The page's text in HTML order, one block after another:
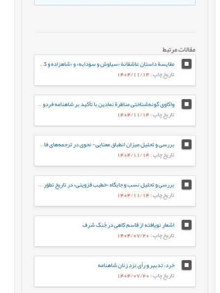
مقالات مرتبط
مقایسۀ داستان عاشقانۀ «سیاوش و سودابه» و «شاهزاده و کنیزک»
تاریخ چاپ: 1404/11/14
واکاوی گونه‌شناختی مناظرة نمادین با تأکید بر شاهنامه فردوسی و خمسة نظامی گنجوی
تاریخ چاپ: 1404/11/14
بررسی و تحلیل میزان انطباق معنایی- نحوی در ترجمه‏‌های فارسی رمان «سه‌شنبه‌ها با موری»
تاریخ چاپ: 1404/11/14
بررسی و تحلیل نسب و جایگاه «خطیب قزوینی» در تاریخ تطوّر علوم بلاغی
تاریخ چاپ: 1404/11/14
اشعار نویافته از قاسم کاهی در جُنگ شرف
تاریخ چاپ: 1404/07/20
خرد، تدبیر و رأی نزد زنان شاهنامه
تاریخ چاپ: 1404/07/20